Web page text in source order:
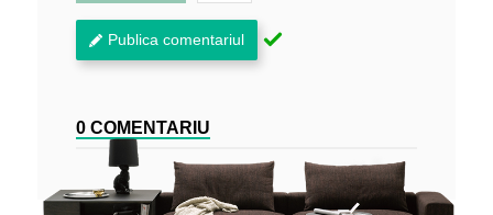
Publica comentariul
0 COMENTARIU